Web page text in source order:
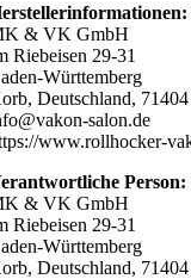
& VK GmbH
Riebeisen 29-31
Württemberg
Deutschland, 71404
salon.de
www.rollhocker-
Person:
& VK GmbH
Riebeisen 29-31
Württemberg
Deutschland, 71404